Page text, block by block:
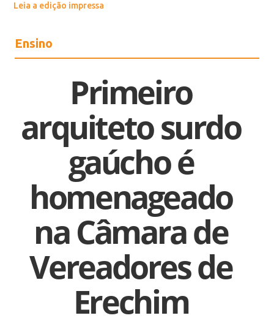
Leia a edição impressa
Ensino
Primeiro
arquiteto surdo
gaúcho é
homenageado
na Câmara de
Vereadores de
Erechim